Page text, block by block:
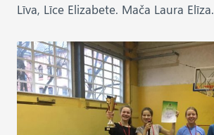
Līva, Līce Elizabete. Mača Laura Elīza.